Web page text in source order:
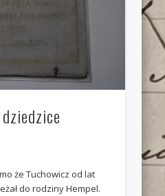
że Tuchowicz od lat
do rodziny Hempel.